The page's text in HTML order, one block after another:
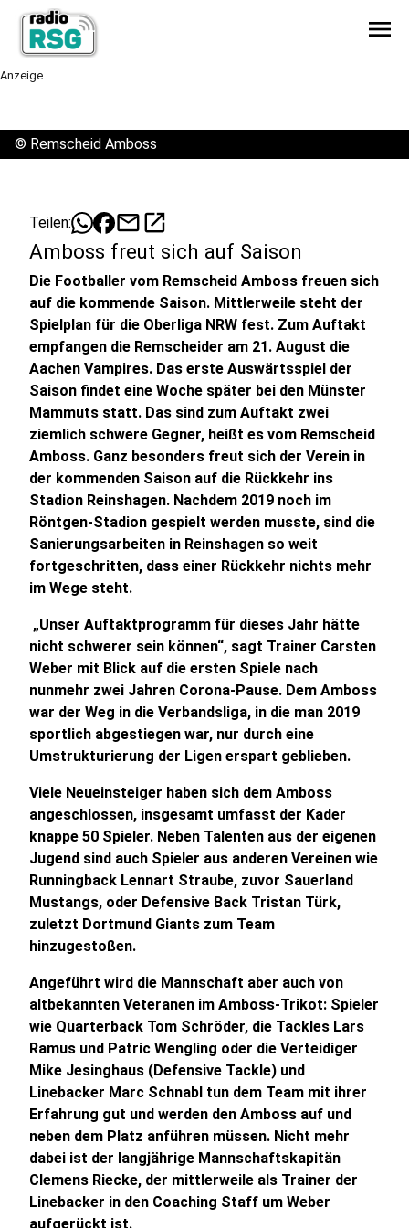
menu
Anzeige
© Remscheid Amboss
Teilen: mailopen_in_new
Amboss freut sich auf Saison
Die Footballer vom Remscheid Amboss freuen sich
auf die kommende Saison. Mittlerweile steht der
Spielplan für die Oberliga NRW fest. Zum Auftakt
empfangen die Remscheider am 21. August die
Aachen Vampires. Das erste Auswärtsspiel der
Saison findet eine Woche später bei den Münster
Mammuts statt. Das sind zum Auftakt zwei
ziemlich schwere Gegner, heißt es vom Remscheid
Amboss. Ganz besonders freut sich der Verein in
der kommenden Saison auf die Rückkehr ins
Stadion Reinshagen. Nachdem 2019 noch im
Röntgen-Stadion gespielt werden musste, sind die
Sanierungsarbeiten in Reinshagen so weit
fortgeschritten, dass einer Rückkehr nichts mehr
im Wege steht.
„Unser Auftaktprogramm für dieses Jahr hätte
nicht schwerer sein können“, sagt Trainer Carsten
Weber mit Blick auf die ersten Spiele nach
nunmehr zwei Jahren Corona-Pause. Dem Amboss
war der Weg in die Verbandsliga, in die man 2019
sportlich abgestiegen war, nur durch eine
Umstrukturierung der Ligen erspart geblieben.
Viele Neueinsteiger haben sich dem Amboss
angeschlossen, insgesamt umfasst der Kader
knappe 50 Spieler. Neben Talenten aus der eigenen
Jugend sind auch Spieler aus anderen Vereinen wie
Runningback Lennart Straube, zuvor Sauerland
Mustangs, oder Defensive Back Tristan Türk,
zuletzt Dortmund Giants zum Team
hinzugestoßen.
Angeführt wird die Mannschaft aber auch von
altbekannten Veteranen im Amboss-Trikot: Spieler
wie Quarterback Tom Schröder, die Tackles Lars
Ramus und Patric Wengling oder die Verteidiger
Mike Jesinghaus (Defensive Tackle) und
Linebacker Marc Schnabl tun dem Team mit ihrer
Erfahrung gut und werden den Amboss auf und
neben dem Platz anführen müssen. Nicht mehr
dabei ist der langjährige Mannschaftskapitän
Clemens Riecke, der mittlerweile als Trainer der
Linebacker in den Coaching Staff um Weber
aufgerückt ist.